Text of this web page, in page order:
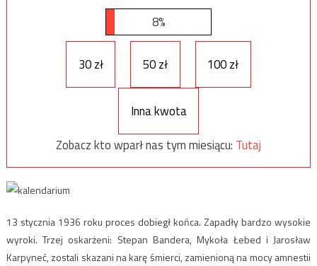
8%
30 zł 50 zł 100 zł
Inna kwota
Zobacz kto wparł nas tym miesiącu: Tutaj
13 stycznia 1936 roku proces dobiegł końca. Zapadły bardzo wysokie
wyroki. Trzej oskarżeni: Stepan Bandera, Mykoła Łebed i Jarosław
Karpyneć, zostali skazani na karę śmierci, zamienioną na mocy amnestii